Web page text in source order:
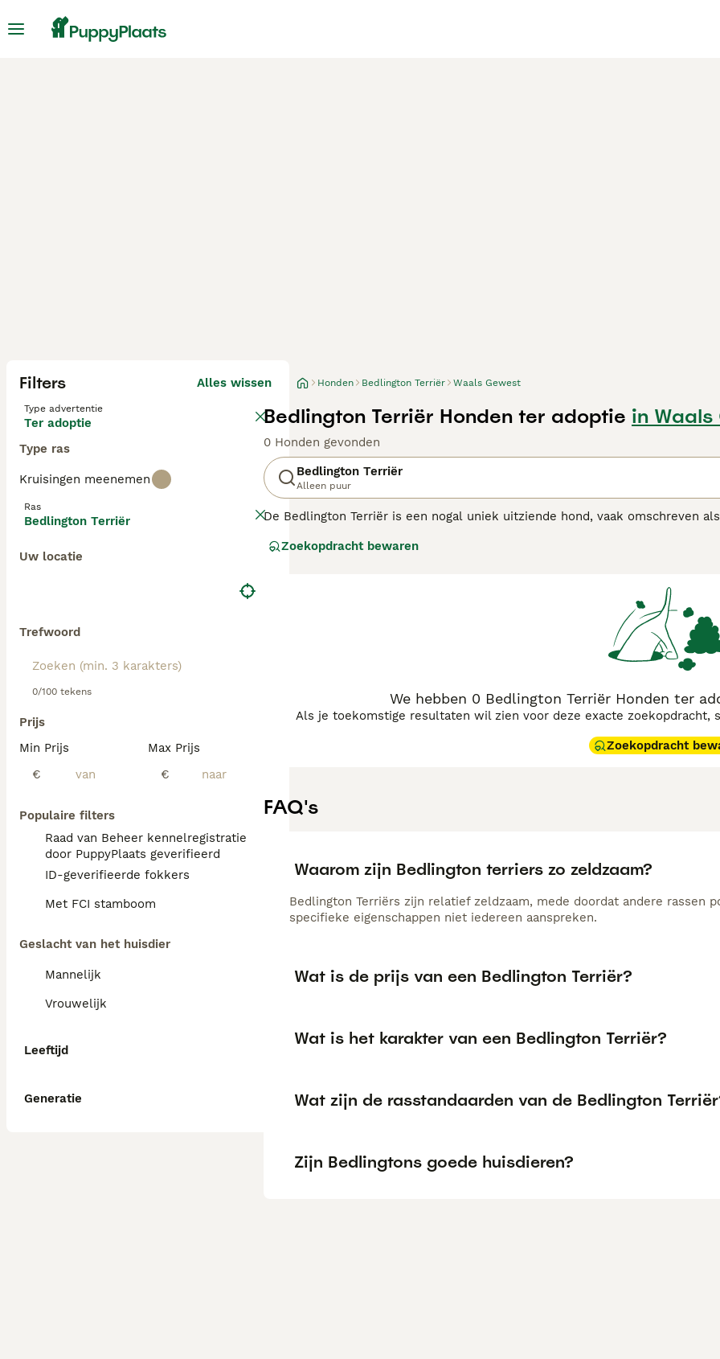
Filters Alles wissen
Type advertentie
Ter adoptie
Type ras
Kruisingen meenemen
Ras
Bedlington Terriër
Uw locatie
Trefwoord
0/100 tekens
Prijs
Min Prijs
€
Max Prijs
€
Populaire filters
Raad van Beheer kennelregistratie
door PuppyPlaats geverifieerd
ID-geverifieerde fokkers
Met FCI stamboom
Geslacht van het huisdier
Mannelijk
Vrouwelijk
Leeftijd
Generatie
Honden Bedlington Terriër Waals Gewest
Bedlington Terriër Honden ter adoptie in Waals
0 Honden gevonden
Bedlington Terriër
Alleen puur
De Bedlington Terriër is een nogal uniek uitziende hond, vaak omschreven
jagers zijn. Dat zal ook blijven als ze in een huiselijke omgeving worden
voor informatie over dit
Zoekopdracht bewaren
We hebben 0 Bedlington Terriër Honden ter
Als je toekomstige resultaten wil zien voor deze exacte zoekopdracht,
Zoekopdracht
FAQ's
Waarom zijn Bedlington terriers zo zeldzaam?
Bedlington Terriërs zijn relatief zeldzaam, mede doordat andere rassen
specifieke eigenschappen niet iedereen aanspreken.
Wat is de prijs van een Bedlington Terriër?
Wat is het karakter van een Bedlington Terriër?
Wat zijn de rasstandaarden van de Bedlington
Zijn Bedlingtons goede huisdieren?